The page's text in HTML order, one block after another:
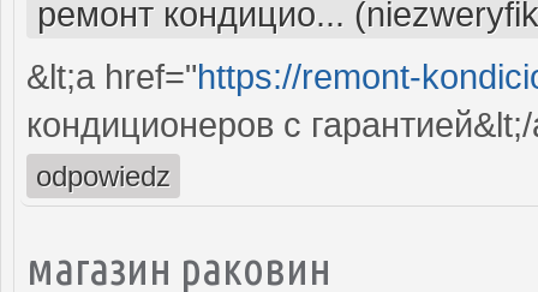
ремонт кондицио...
&lt;a href="https://remont-
кондиционеров с
odpowiedz
магазин раковин